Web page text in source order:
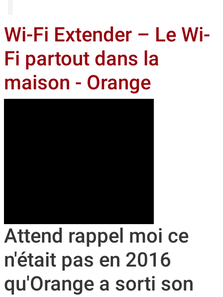
Wi-Fi Extender – Le Wi-
Fi partout dans la
maison - Orange
Attend rappel moi ce
n'était pas en 2016
qu'Orange a sorti son